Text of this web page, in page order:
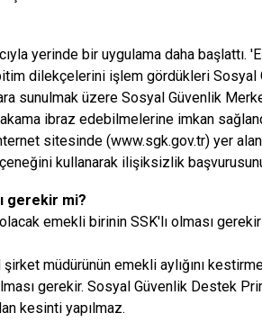
yerinde bir uygulama daha başlattı.
dilekçelerini işlem gördükleri Sosyal
sunulmak üzere Sosyal Güvenlik
ibraz edebilmelerine imkan
sitesinde (www.sgk.gov.tr) yer
kullanarak ilişiksizlik
gerekir mi?
emekli birinin SSK'lı olması
müdürünün emekli aylığını
gerekir. Sosyal Güvenlik Destek
kesinti yapılmaz.